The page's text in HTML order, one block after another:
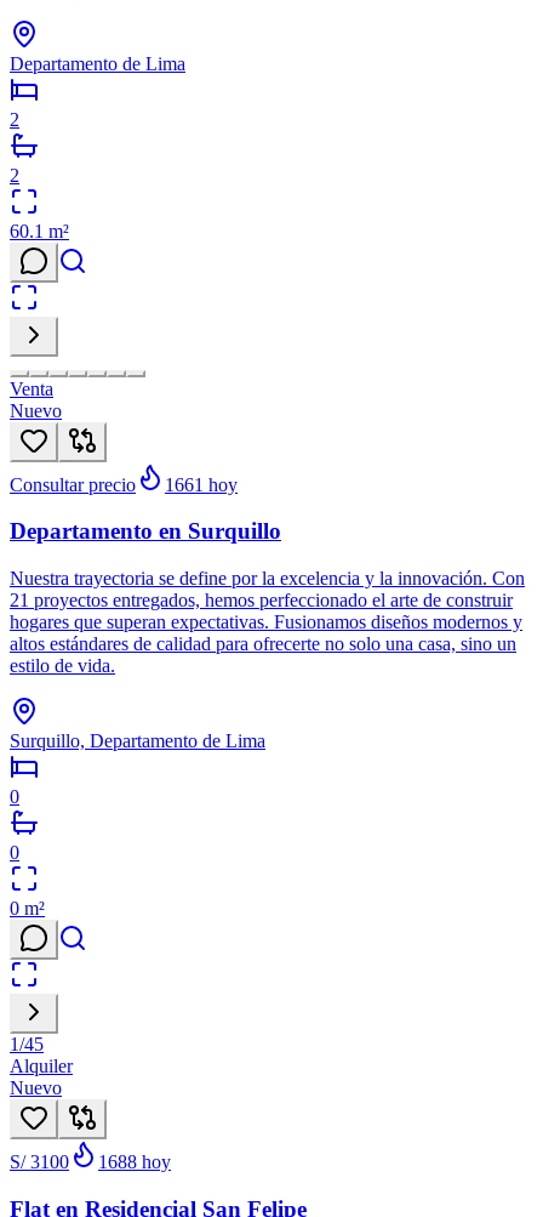
Departamento de Lima
2
2
60.1 m²
Venta
Nuevo
Consultar precio 1661 hoy
Departamento en Surquillo
Nuestra trayectoria se define por la excelencia y la innovación. Con
21 proyectos entregados, hemos perfeccionado el arte de construir
hogares que superan expectativas. Fusionamos diseños modernos y
altos estándares de calidad para ofrecerte no solo una casa, sino un
estilo de vida.
Surquillo, Departamento de Lima
0
0
0 m²
1/45
Alquiler
Nuevo
S/ 3100 1688 hoy
Flat en Residencial San Felipe